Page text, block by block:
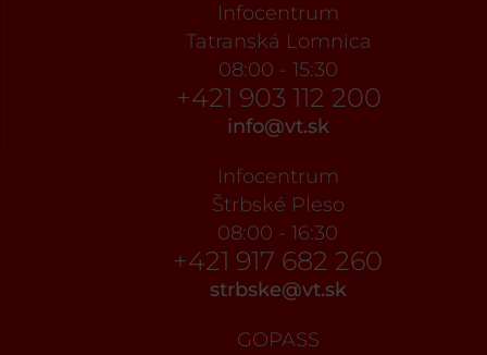
Infocentrum
Tatranská Lomnica
08:00 - 15:30
+421 903 112 200
info@vt.sk
Infocentrum
Štrbské Pleso
08:00 - 16:30
+421 917 682 260
strbske@vt.sk
GOPASS